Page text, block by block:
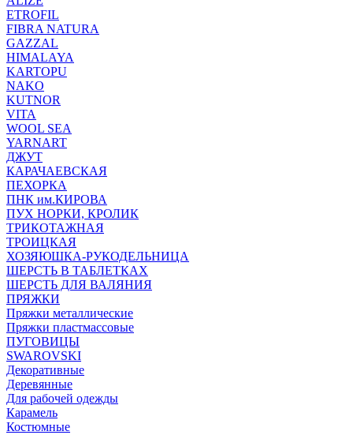
ETROFIL
FIBRA NATURA
GAZZAL
HIMALAYA
KARTOPU
NAKO
KUTNOR
VITA
WOOL SEA
YARNART
ДЖУТ
КАРАЧАЕВСКАЯ
ПЕХОРКА
ПНК им.КИРОВА
ПУХ НОРКИ, КРОЛИК
ТРИКОТАЖНАЯ
ТРОИЦКАЯ
ХОЗЯЮШКА-РУКОДЕЛЬНИЦА
ШЕРСТЬ В ТАБЛЕТКАХ
ШЕРСТЬ ДЛЯ ВАЛЯНИЯ
ПРЯЖКИ
Пряжки металлические
Пряжки пластмассовые
ПУГОВИЦЫ
SWAROVSKI
Декоративные
Деревянные
Для рабочей одежды
Карамель
Костюмные